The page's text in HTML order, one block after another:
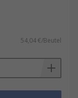
54,04 €/Beutel